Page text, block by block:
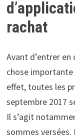
rachat
Avant d’entrer
chose importante
effet, toutes les
septembre 2017
Il s’agit
sommes